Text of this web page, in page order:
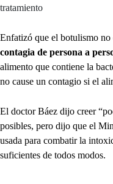
tratamiento
Enfatizó que el botulismo
contagia de persona a
alimento que contiene la
no cause un contagio si el
El doctor Báez dijo creer
posibles, pero dijo que el
usada para combatir la
suficientes de todos modos.